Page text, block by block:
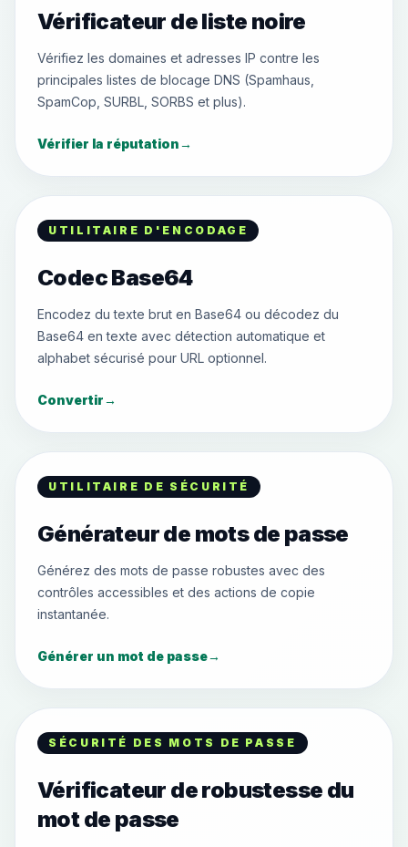
Vérificateur de liste noire
Vérifiez les domaines et adresses IP contre les
principales listes de blocage DNS (Spamhaus,
SpamCop, SURBL, SORBS et plus).
Vérifier la réputation→
UTILITAIRE D'ENCODAGE
Codec Base64
Encodez du texte brut en Base64 ou décodez du
Base64 en texte avec détection automatique et
alphabet sécurisé pour URL optionnel.
Convertir→
UTILITAIRE DE SÉCURITÉ
Générateur de mots de passe
Générez des mots de passe robustes avec des
contrôles accessibles et des actions de copie
instantanée.
Générer un mot de passe→
SÉCURITÉ DES MOTS DE PASSE
Vérificateur de robustesse du
mot de passe